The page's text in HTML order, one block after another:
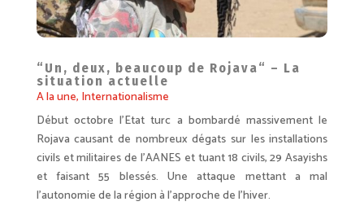
“Un, deux, beaucoup de Rojava“ – La
situation actuelle
A la une, Internationalisme
Début octobre l’Etat turc a bombardé massivement le
Rojava causant de nombreux dégats sur les installations
civils et militaires de l’AANES et tuant 18 civils, 29 Asayishs
et faisant 55 blessés. Une attaque mettant a mal
l’autonomie de la région à l’approche de l’hiver.